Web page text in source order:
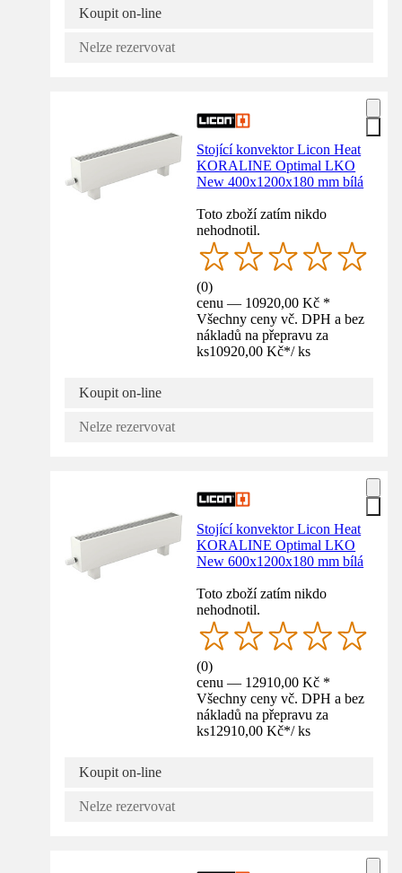
Koupit on-line
Nelze rezervovat
Stojící konvektor Licon Heat
KORALINE Optimal LKO
New 400x1200x180 mm bílá
Toto zboží zatím nikdo
nehodnotil.
(0)
cenu — 10920,00 Kč *
Všechny ceny vč. DPH a bez
nákladů na přepravu za
ks10920,00 Kč*/ ks
Koupit on-line
Nelze rezervovat
Stojící konvektor Licon Heat
KORALINE Optimal LKO
New 600x1200x180 mm bílá
Toto zboží zatím nikdo
nehodnotil.
(0)
cenu — 12910,00 Kč *
Všechny ceny vč. DPH a bez
nákladů na přepravu za
ks12910,00 Kč*/ ks
Koupit on-line
Nelze rezervovat